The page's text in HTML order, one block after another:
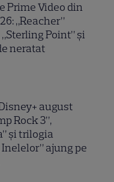
Prime Video din
„Reacher”
Point” și
neratat
august
Rock 3”,
și trilogia
ajung pe